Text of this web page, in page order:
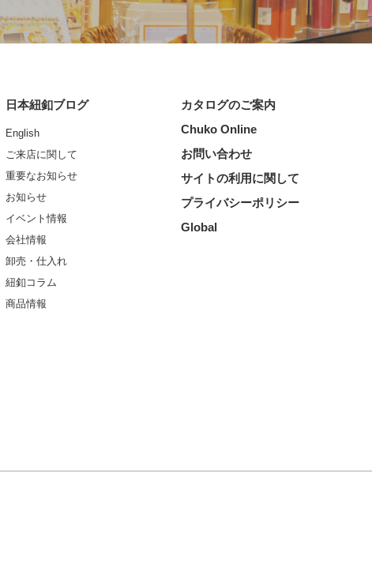
日本紐釦ブログ
English
ご来店に関して
重要なお知らせ
お知らせ
イベント情報
会社情報
卸売・仕入れ
紐釦コラム
商品情報
カタログのご案内
Chuko Online
お問い合わせ
サイトの利用に関して
プライバシーポリシー
Global